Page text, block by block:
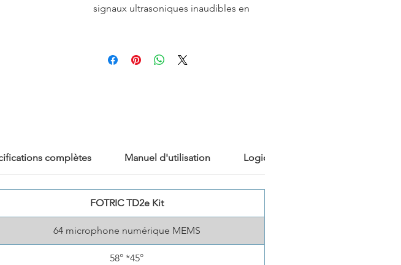
signaux ultrasoniques inaudibles en
fuites, des composants desserrés et
des vibrations anormales. Avec un
complètes Manuel d'utilisation Logiciel d'analyse
FOTRIC TD2e Kit
64 microphone numérique MEMS
58° *45°